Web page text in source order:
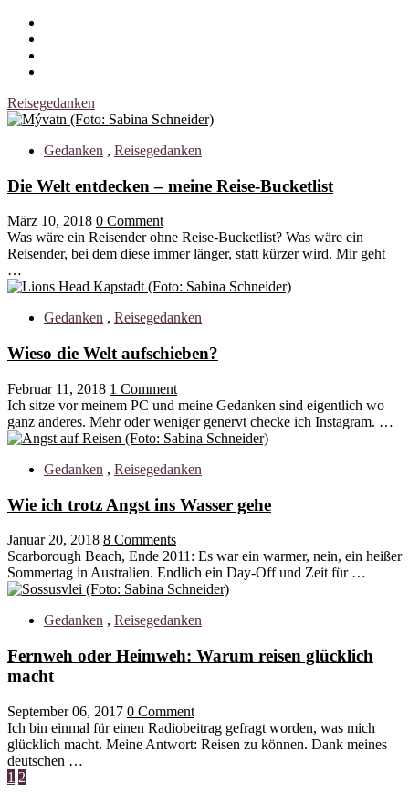
Reisegedanken
Gedanken , Reisegedanken
Die Welt entdecken – meine Reise-Bucketlist
März 10, 2018 0 Comment
Was wäre ein Reisender ohne Reise-Bucketlist? Was wäre ein
Reisender, bei dem diese immer länger, statt kürzer wird. Mir geht
…
Gedanken , Reisegedanken
Wieso die Welt aufschieben?
Februar 11, 2018 1 Comment
Ich sitze vor meinem PC und meine Gedanken sind eigentlich wo
ganz anderes. Mehr oder weniger genervt checke ich Instagram. …
Gedanken , Reisegedanken
Wie ich trotz Angst ins Wasser gehe
Januar 20, 2018 8 Comments
Scarborough Beach, Ende 2011: Es war ein warmer, nein, ein heißer
Sommertag in Australien. Endlich ein Day-Off und Zeit für …
Gedanken , Reisegedanken
Fernweh oder Heimweh: Warum reisen glücklich
macht
September 06, 2017 0 Comment
Ich bin einmal für einen Radiobeitrag gefragt worden, was mich
glücklich macht. Meine Antwort: Reisen zu können. Dank meines
deutschen …
1 2